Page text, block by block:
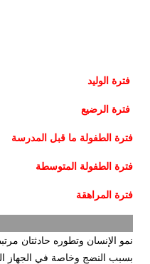
فترة الوليد
فترة الرضيع
فترة الطفولة ما قبل المدرسة
فترة الطفولة المتوسطة
فترة المراهقة
نمو الإنسان وتطوره حادثتان
بسبب النضج وخاصة في الجهاز